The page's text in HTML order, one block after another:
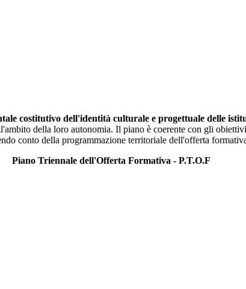
costitutivo dell'identità culturale e progettuale delle
della loro autonomia. Il piano è coerente con gli
conto della programmazione territoriale dell'offerta
Piano Triennale dell'Offerta Formativa - P.T.O.F